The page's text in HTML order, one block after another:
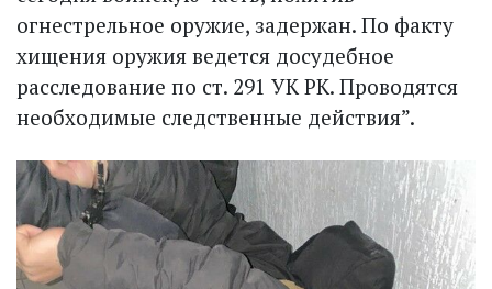
огнестрельное оружие, задержан. По факту
хищения оружия ведется досудебное
расследование по ст. 291 УК РК. Проводятся
необходимые следственные действия”.